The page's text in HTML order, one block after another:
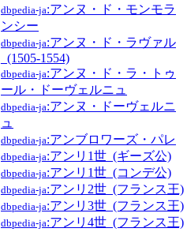
dbpedia-ja:アンヌ・ド・モンモラ
ンシー
dbpedia-ja:アンヌ・ド・ラヴァル
_(1505-1554)
dbpedia-ja:アンヌ・ド・ラ・トゥ
ール・ドーヴェルニュ
dbpedia-ja:アンヌ・ドーヴェルニ
ュ
dbpedia-ja:アンブロワーズ・パレ
dbpedia-ja:アンリ1世_(ギーズ公)
dbpedia-ja:アンリ1世_(コンデ公)
dbpedia-ja:アンリ2世_(フランス王)
dbpedia-ja:アンリ3世_(フランス王)
dbpedia-ja:アンリ4世_(フランス王)